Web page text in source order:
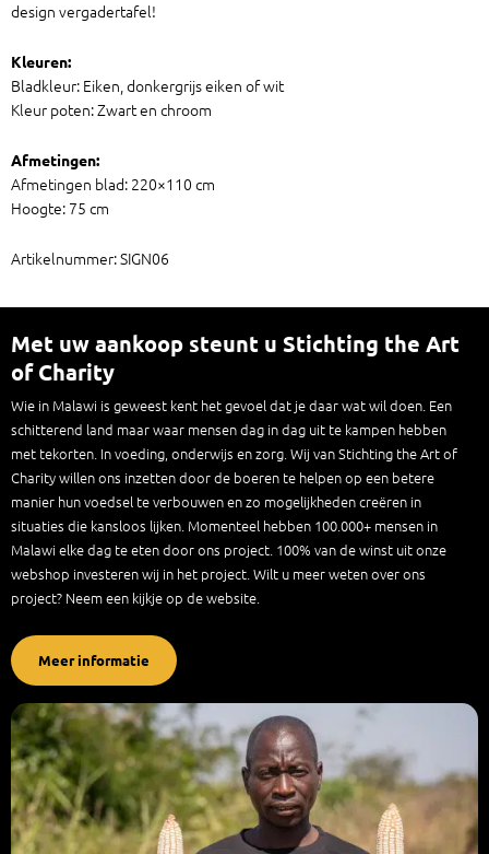
design vergadertafel!
Kleuren:
Bladkleur: Eiken, donkergrijs eiken of wit
Kleur poten: Zwart en chroom
Afmetingen:
Afmetingen blad: 220×110 cm
Hoogte: 75 cm
Artikelnummer: SIGN06
Met uw aankoop steunt u Stichting the Art
of Charity
Wie in Malawi is geweest kent het gevoel dat je daar wat wil doen. Een
schitterend land maar waar mensen dag in dag uit te kampen hebben
met tekorten. In voeding, onderwijs en zorg. Wij van Stichting the Art of
Charity willen ons inzetten door de boeren te helpen op een betere
manier hun voedsel te verbouwen en zo mogelijkheden creëren in
situaties die kansloos lijken. Momenteel hebben 100.000+ mensen in
Malawi elke dag te eten door ons project. 100% van de winst uit onze
webshop investeren wij in het project. Wilt u meer weten over ons
project? Neem een kijkje op de website.
Meer informatie